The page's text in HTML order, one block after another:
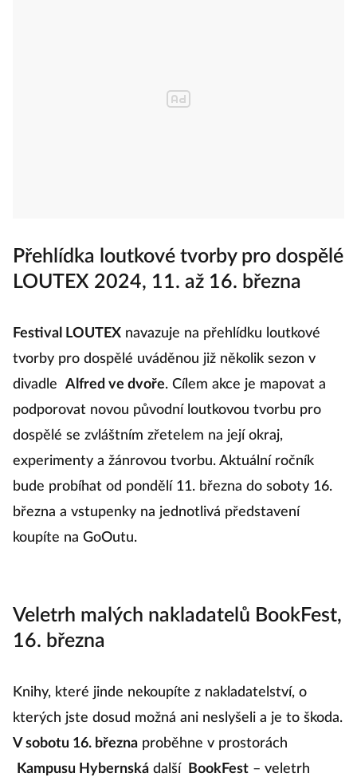
Přehlídka loutkové tvorby pro dospělé
LOUTEX 2024, 11. až 16. března
Festival LOUTEX navazuje na přehlídku loutkové
tvorby pro dospělé uváděnou již několik sezon v
divadle
Alfred ve dvoře. Cílem akce je mapovat a
podporovat novou původní loutkovou tvorbu pro
dospělé se zvláštním zřetelem na její okraj,
experimenty a žánrovou tvorbu. Aktuální ročník
bude probíhat od pondělí 11. března do soboty 16.
března a vstupenky na jednotlivá představení
koupíte na GoOutu.
Veletrh malých nakladatelů BookFest,
16. března
Knihy, které jinde nekoupíte z nakladatelství, o
kterých jste dosud možná ani neslyšeli a je to škoda.
V sobotu 16. března proběhne v prostorách
Kampusu Hybernskádalší BookFest – veletrh